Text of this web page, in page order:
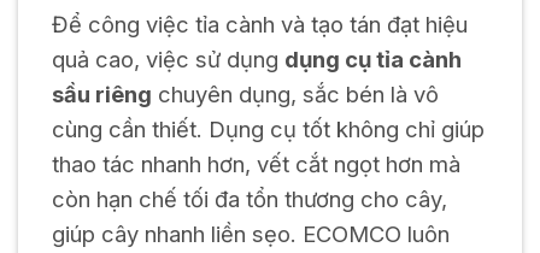
Để công việc tỉa cành và tạo tán đạt hiệu
quả cao, việc sử dụng dụng cụ tỉa cành
sầu riêng chuyên dụng, sắc bén là vô
cùng cần thiết. Dụng cụ tốt không chỉ giúp
thao tác nhanh hơn, vết cắt ngọt hơn mà
còn hạn chế tối đa tổn thương cho cây,
giúp cây nhanh liền sẹo. ECOMCO luôn